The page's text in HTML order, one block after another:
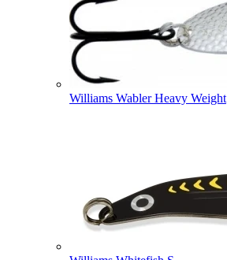
Williams Wabler Heavy Weight